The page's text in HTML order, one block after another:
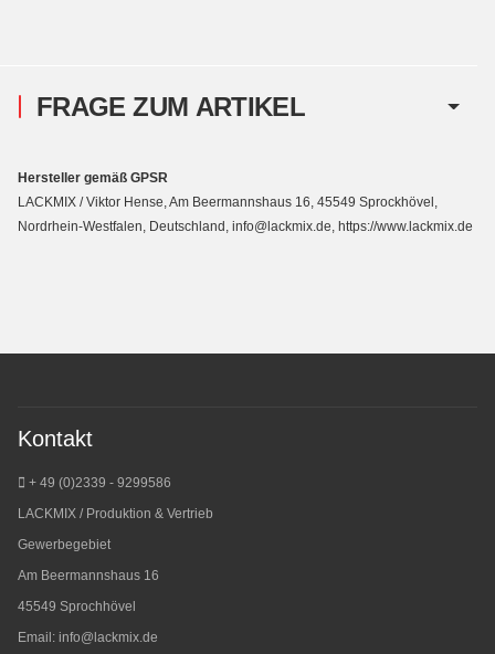
FRAGE ZUM ARTIKEL
Hersteller gemäß GPSR
LACKMIX / Viktor Hense, Am Beermannshaus 16, 45549 Sprockhövel,
Nordrhein-Westfalen, Deutschland, info@lackmix.de, https://www.lackmix.de
Kontakt
+ 49 (0)2339 - 9299586
LACKMIX / Produktion & Vertrieb
Gewerbegebiet
Am Beermannshaus 16
45549 Sprochhövel
Email: info@lackmix.de